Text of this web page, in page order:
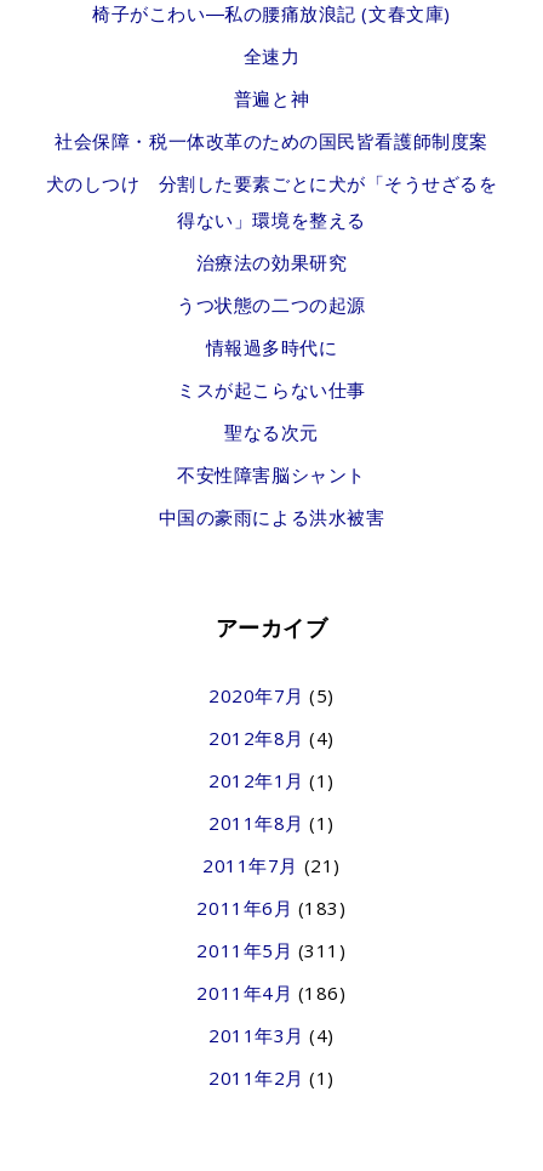
椅子がこわい―私の腰痛放浪記 (文春文庫)
全速力
普遍と神
社会保障・税一体改革のための国民皆看護師制度案
犬のしつけ 分割した要素ごとに犬が「そうせざるを
得ない」環境を整える
治療法の効果研究
うつ状態の二つの起源
情報過多時代に
ミスが起こらない仕事
聖なる次元
不安性障害脳シャント
中国の豪雨による洪水被害
アーカイブ
2020年7月 (5)
2012年8月 (4)
2012年1月 (1)
2011年8月 (1)
2011年7月 (21)
2011年6月 (183)
2011年5月 (311)
2011年4月 (186)
2011年3月 (4)
2011年2月 (1)